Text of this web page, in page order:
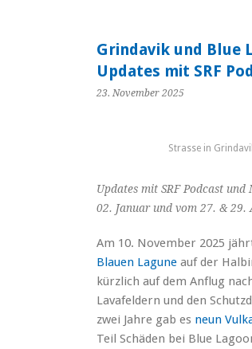
Grindavik und Blue
Updates mit SRF
23. November 2025
Strasse in
Updates mit SRF Podcast
02. Januar und vom 27. &
Am 10. November 2025
Blauen Lagune auf der
kürzlich auf dem Anflug
Lavafeldern und den
zwei Jahre gab es neun
Teil Schäden bei Blue